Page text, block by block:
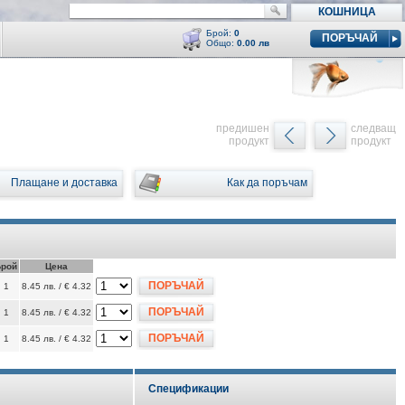
КОШНИЦА
Брой: 0
Общо: 0.00 лв ПОРЪЧАЙ
Кошницата е празна
следващ
продукт
предишен
продукт
Плащане и доставка Как да поръчам
Цена
1 8.45 лв. / € 4.32 ПОРЪЧАЙ
1 8.45 лв. / € 4.32 ПОРЪЧАЙ
1 8.45 лв. / € 4.32 ПОРЪЧАЙ
Спецификации